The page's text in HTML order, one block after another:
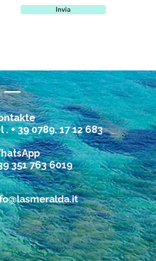
Invia
. + 39 0789. 17 12 683
351 763 6019